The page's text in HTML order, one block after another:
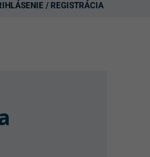
/ REGISTRÁCIA